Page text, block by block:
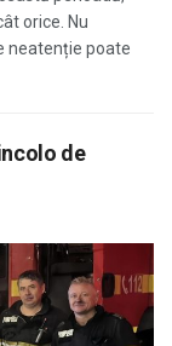
orice. Nu
neatenție poate
de